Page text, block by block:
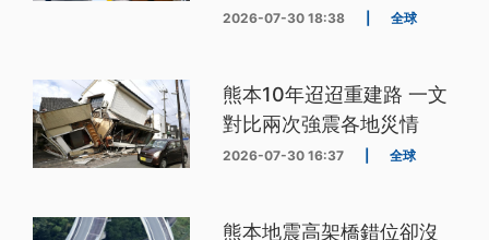
2026-07-30 18:38 全球
熊本10年迢迢重建路 一文
對比兩次強震各地災情
2026-07-30 16:37 全球
熊本地震高架橋錯位卻沒